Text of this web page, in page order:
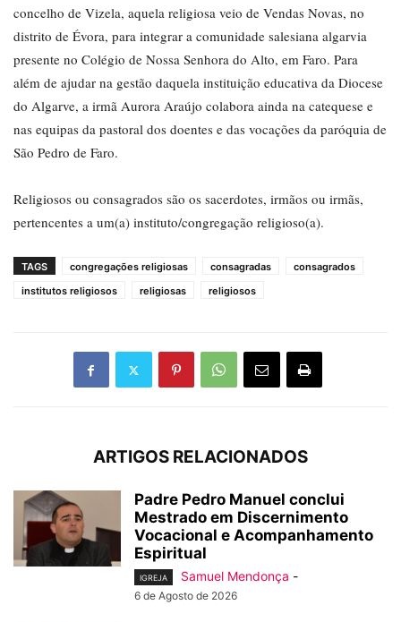
concelho de Vizela, aquela religiosa veio de Vendas Novas, no
distrito de Évora, para integrar a comunidade salesiana algarvia
presente no Colégio de Nossa Senhora do Alto, em Faro. Para
além de ajudar na gestão daquela instituição educativa da Diocese
do Algarve, a irmã Aurora Araújo colabora ainda na catequese e
nas equipas da pastoral dos doentes e das vocações da paróquia de
São Pedro de Faro.
Religiosos ou consagrados são os sacerdotes, irmãos ou irmãs,
pertencentes a um(a) instituto/congregação religioso(a).
TAGS congregações religiosas consagradas
consagrados
institutos religiosos
religiosas religiosos
ARTIGOS RELACIONADOS
Padre Pedro Manuel conclui
Mestrado em Discernimento
Vocacional e Acompanhamento
Espiritual
IGREJA Samuel Mendonça -
6 de Agosto de 2026